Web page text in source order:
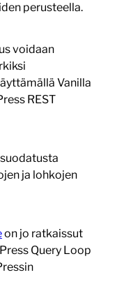
perusteella.
voidaan
Vanilla
REST
ja lohkojen
on jo ratkaissut
Query Loop